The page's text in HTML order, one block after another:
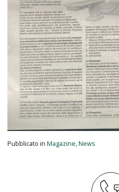
Pubblicato in Magazine,News